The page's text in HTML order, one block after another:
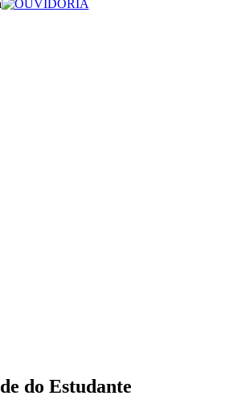
do Estudante